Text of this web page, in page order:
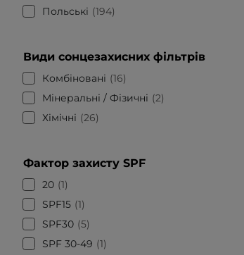
Польські
194
Види сонцезахисних фільтрів
Комбіновані
16
Мінеральні / Фізичні
2
Хімічні
26
Фактор захисту SPF
20 1
SPF15 1
SPF30 5
SPF 30-49
1